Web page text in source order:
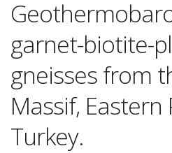
garnet-biotite-
gneisses from
Massif, Eastern
Turkey.